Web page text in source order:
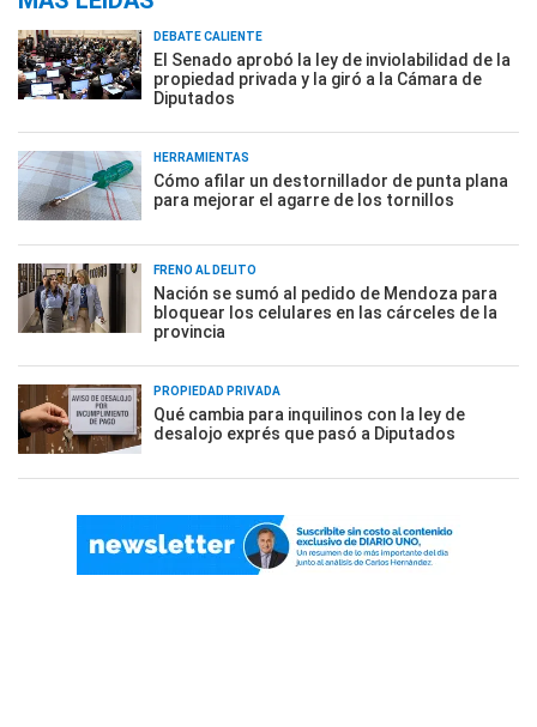
DEBATE CALIENTE
El Senado aprobó la ley de inviolabilidad de la
propiedad privada y la giró a la Cámara de
Diputados
HERRAMIENTAS
Cómo afilar un destornillador de punta plana
para mejorar el agarre de los tornillos
FRENO AL DELITO
Nación se sumó al pedido de Mendoza para
bloquear los celulares en las cárceles de la
provincia
PROPIEDAD PRIVADA
Qué cambia para inquilinos con la ley de
desalojo exprés que pasó a Diputados